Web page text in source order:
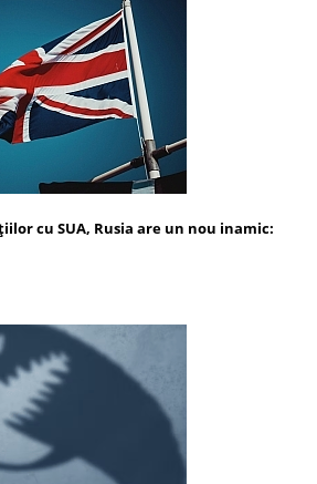
cu SUA, Rusia are un nou inamic: